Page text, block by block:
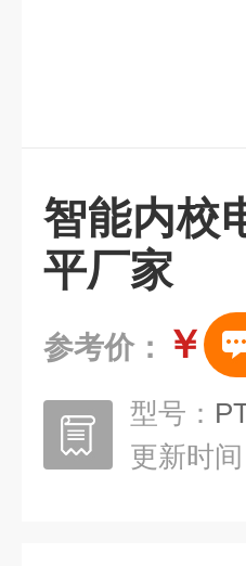
智能内校
平厂家
参考价： ￥
型号：
更新时间